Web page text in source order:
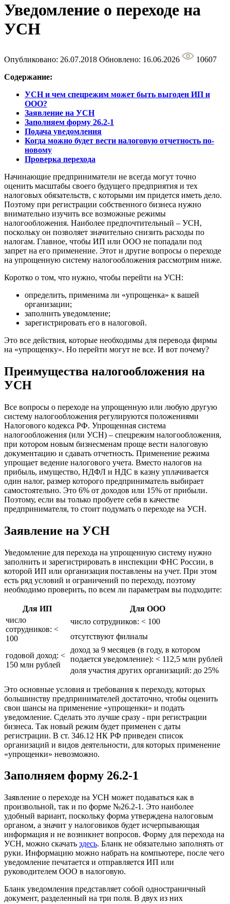
Уведомление о переходе на
УСН
Опубликовано: 26.07.2018 Обновлено: 16.06.2026
10607
Содержание:
УСН и чем спецрежим может быть выгоден ИП и
ООО?
Заявление на УСН
Заполняем форму 26.2-1
Подача уведомления
Когда можно будет вести налоговую отчетность по-
новому
Проверка перехода
Начинающие предприниматели не всегда могут точно
оценить масштабы своего будущего предприятия и тех
налоговых обязательств, с которыми им придется иметь дело.
Поэтому при регистрации собственного бизнеса нужно
внимательно изучить все возможные режимы
налогообложения. Наиболее предпочтительный – УСН,
поскольку он позволяет значительно снизить расходы по
налогам. Главное, чтобы ИП или ООО не попадали под
запрет на его применение. Этот и другие вопросы о переходе
на упрощенную систему налогообложения рассмотрим ниже.
Коротко о том, что нужно, чтобы перейти на УСН:
определить, применима ли «упрощенка» к вашей
организации;
заполнить уведомление;
зарегистрировать его в налоговой.
Это все действия, которые необходимы для перевода фирмы
на «упрощенку». Но перейти могут не все. И вот почему?
Преимущества налогообложения на
УСН
Все вопросы о переходе на упрощенную или любую другую
систему налогообложения регулируются положениями
Налогового кодекса РФ. Упрощенная система
налогообложения (или УСН) – спецрежим налогообложения,
при котором новым бизнесменам проще вести налоговую
документацию и сдавать отчетность. Применение режима
упрощает ведение налогового учета. Вместо налогов на
прибыль, имущество, НДФЛ и НДС в казну уплачивается
один налог, размер которого предприниматель выбирает
самостоятельно. Это 6% от доходов или 15% от прибыли.
Поэтому, если вы только пробуете себя в качестве
предпринимателя, то стоит подумать о переходе на УСН.
Заявление на УСН
Уведомление для перехода на упрощенную систему нужно
заполнить и зарегистрировать в инспекции ФНС России, в
которой ИП или организация поставлены на учет. При этом
есть ряд условий и ограничений по переходу, поэтому
необходимо проверить, по всем ли параметрам вы подходите:
Для ИП
Для ООО
число
сотрудников: <
100
число сотрудников: < 100
отсутствуют филиалы
годовой доход: <
150 млн рублей
доход за 9 месяцев (в году, в котором
подается уведомление): < 112,5 млн рублей
доля участия других организаций: до 25%
Это основные условия и требования к переходу, которых
большинству предпринимателей достаточно, чтобы оценить
свои шансы на применение «упрощенки» и подать
уведомление. Сделать это лучше сразу - при регистрации
бизнеса. Так новый режим будет применен с даты
регистрации. В ст. 346.12 НК РФ приведен список
организаций и видов деятельности, для которых применение
«упрощенки» невозможно.
Заполняем форму 26.2-1
Заявление о переходе на УСН может подаваться как в
произвольной, так и по форме №26.2-1. Это наиболее
удобный вариант, поскольку форма утверждена налоговым
органом, а значит у налоговиков будет исчерпывающая
информация и не возникнет вопросов. Форму для перехода на
УСН, можно скачать здесь. Бланк не обязательно заполнять от
руки. Информацию можно набрать на компьютере, после чего
уведомление печатается и отправляется ИП или
руководителем ООО в налоговую.
Бланк уведомления представляет собой одностраничный
документ, разделенный на три поля. В двух из них